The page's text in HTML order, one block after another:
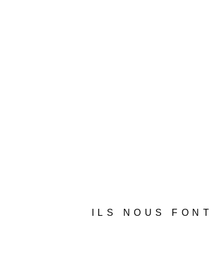
ILS NOUS FONT